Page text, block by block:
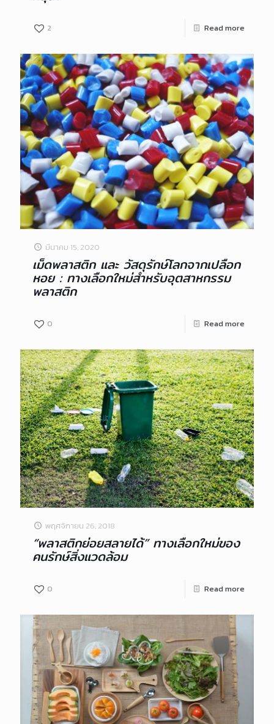
2 Read more
มีนาคม 15, 2020
เม็ดพลาสติก และ วัสดุรักษ์โลกจากเปลือก
หอย : ทางเลือกใหม่สำหรับอุตสาหกรรม
พลาสติก
0 Read more
พฤศจิกายน 26, 2018
“พลาสติกย่อยสลายได้” ทางเลือกใหม่ของ
คนรักษ์สิ่งแวดล้อม
0 Read more